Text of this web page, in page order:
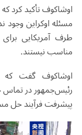
اوشاکوف تأکید
مسئله اوکراین
طرف آمریکایی
مناسب نیستند.
اوشاکوف گفت که
رئیس‌جمهور در تماس
پیشرفت فرآیند حل